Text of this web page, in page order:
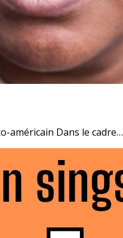
américain Dans le cadre…